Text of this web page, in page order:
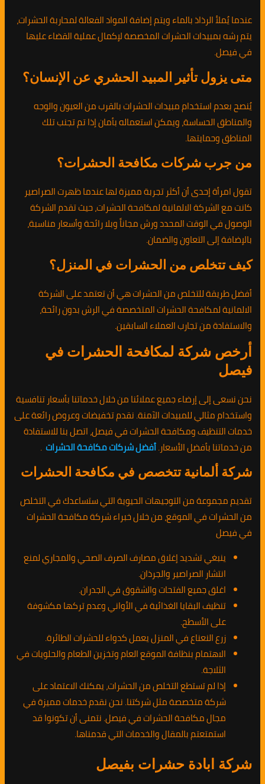
عندما يُملأ الرذاذ بالماء ويتم إضافة المواد الفعالة لمحاربة الحشرات،
يتم رشه بمبيدات الحشرات المخصصة لإكمال عملية القضاء عليها
في فيصل.
متى يزول تأثير المبيد الحشري عن الإنسان؟
يُنصح بعدم استخدام مبيدات الحشرات بالقرب من العيون والوجه
والمناطق الحساسة، ويمكن استعماله بأمان إذا تم تجنب تلك
المناطق وحمايتها.
من جرب شركات مكافحة الحشرات؟
تقول امرأة إحدى أن أكثر تجربة مميزة لها عندما ظهرت الصراصير
كانت مع الشركة الالمانية لمكافحة الحشرات، حيث تقدم الشركة
الوصول في الوقت المحدد ورش مجاناً وبلا رائحة وأسعار مناسبة،
بالإضافة إلى التعاون والضمان.
كيف تتخلص من الحشرات في المنزل؟
أفضل طريقة للتخلص من الحشرات هي أن تعتمد على الشركة
الالمانية لمكافحة الحشرات المتخصصة في الرش بدون رائحة،
والاستفادة من تجارب العملاء السابقين.
أرخص شركة لمكافحة الحشرات في
فيصل
نحن نسعى إلى إرضاء جميع عملائنا من خلال خدماتنا بأسعار تنافسية
واستخدام مثالي للمبيدات الآمنة. نقدم تخفيضات وعروض رائعة على
خدمات التنظيف ومكافحة الحشرات في فيصل، اتصل بنا للاستفادة
من خدماتنا بأفضل الأسعار.أفضل شركات مكافحة الحشرات .
شركة ألمانية تتخصص في مكافحة الحشرات
تقديم مجموعة من التوجيهات الحيوية التي ستساعدك في التخلص
من الحشرات في الموقع، من خلال خبراء شركة مكافحة الحشرات
في فيصل
ينبغي تشديد إغلاق مصارف الصرف الصحي والمجاري لمنع
انتشار الصراصير والجرذان.
اغلق جميع الفتحات والشقوق في الجدران.
تنظيف البقايا الغذائية في الأواني وعدم تركها مكشوفة
على الأسطح.
زرع النعناع في المنزل يعمل كدواء للحشرات الطائرة.
الاهتمام بنظافة الموقع العام وتخزين الطعام والحلويات في
الثلاجة.
إذا لم تستطع التخلص من الحشرات، يمكنك الاعتماد على
شركة متخصصة مثل شركتنا. نحن نقدم خدمات مميزة في
مجال مكافحة الحشرات في فيصل. نتمنى أن تكونوا قد
استمتعتم بالمقال والخدمات التي قدمناها.
شركة ابادة حشرات بفيصل